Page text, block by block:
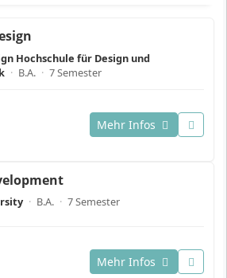
Hochschule für Design und
· B.A. · 7 Semester
Mehr Infos
· B.A. · 7 Semester
Mehr Infos